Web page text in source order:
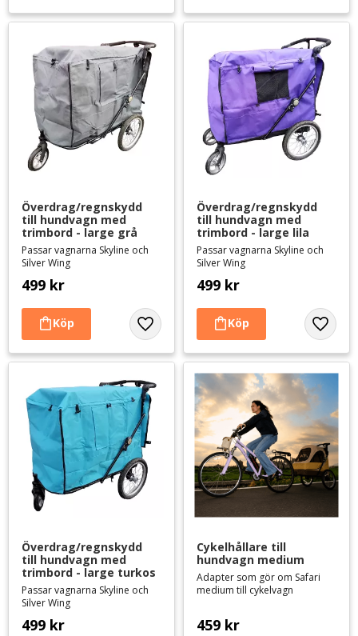
Överdrag/regnskydd
till hundvagn med
trimbord - large grå
Passar vagnarna Skyline och
Silver Wing
499 kr
Lägg till i favoriter
Överdrag/regnskydd
till hundvagn med
trimbord - large lila
Passar vagnarna Skyline och
Silver Wing
499 kr
Lägg
Överdrag/regnskydd
till hundvagn med
trimbord - large turkos
Passar vagnarna Skyline och
Silver Wing
499 kr
Cykelhållare till
hundvagn medium
Adapter som gör om Safari
medium till cykelvagn
459 kr